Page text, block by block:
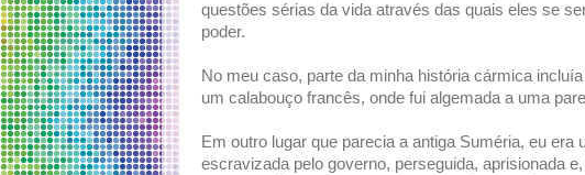
questões sérias da vida através das quais eles se
poder.
No meu caso, parte da minha história cármica
um calabouço francês, onde fui algemada a uma
Em outro lugar que parecia a antiga Suméria, eu era
escravizada pelo governo, perseguida, aprisionada